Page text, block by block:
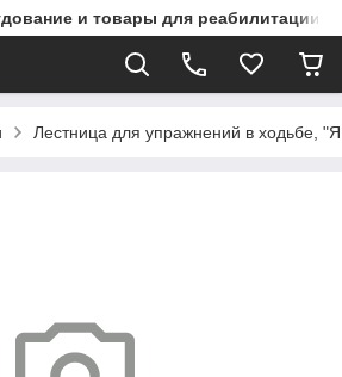
и товары для реабилитации
Лестница для упражнений в ходьбе,